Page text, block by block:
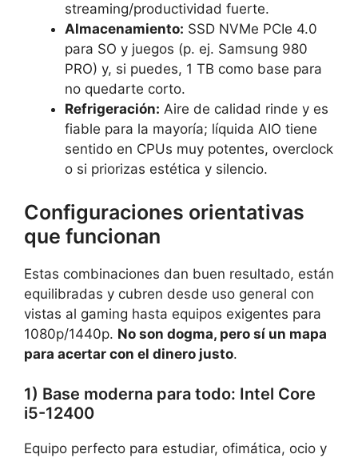
streaming/productividad fuerte.
Almacenamiento: SSD NVMe PCIe 4.0
para SO y juegos (p. ej. Samsung 980
PRO) y, si puedes, 1 TB como base para
no quedarte corto.
Refrigeración: Aire de calidad rinde y es
fiable para la mayoría; líquida AIO tiene
sentido en CPUs muy potentes, overclock
o si priorizas estética y silencio.
Configuraciones orientativas
que funcionan
Estas combinaciones dan buen resultado, están
equilibradas y cubren desde uso general con
vistas al gaming hasta equipos exigentes para
1080p/1440p. No son dogma, pero sí un mapa
para acertar con el dinero justo.
1) Base moderna para todo: Intel Core
i5-12400
Equipo perfecto para estudiar, ofimática, ocio y